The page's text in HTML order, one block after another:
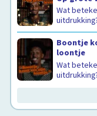
Wat
Boontje
loontje
Wat